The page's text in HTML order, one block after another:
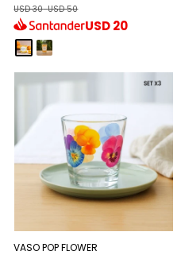
USD 30-USD 50
USD20
VASO POP FLOWER